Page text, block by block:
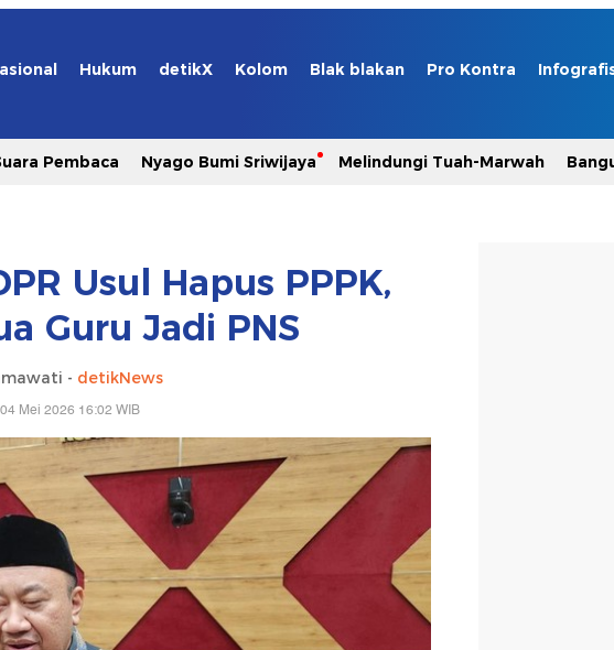
Hukum detikX Kolom Blak blakan Pro Kontra
Pembaca Nyago Bumi Sriwijaya Melindungi Tuah-Marwah
Usul Hapus PPPK,
Guru Jadi PNS
- detikNews
Mei 2026 16:02 WIB